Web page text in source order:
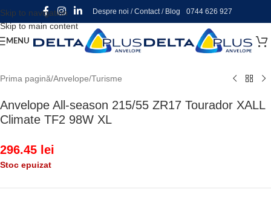
Skip to navigation
Skip to main content
Despre noi /Contact/ Blog 0744 626 927
MENU
Prima pagină/Anvelope/Turisme
Anvelope All-season 215/55 ZR17 Tourador XALL
Climate TF2 98W XL
296.45 lei
Stoc epuizat